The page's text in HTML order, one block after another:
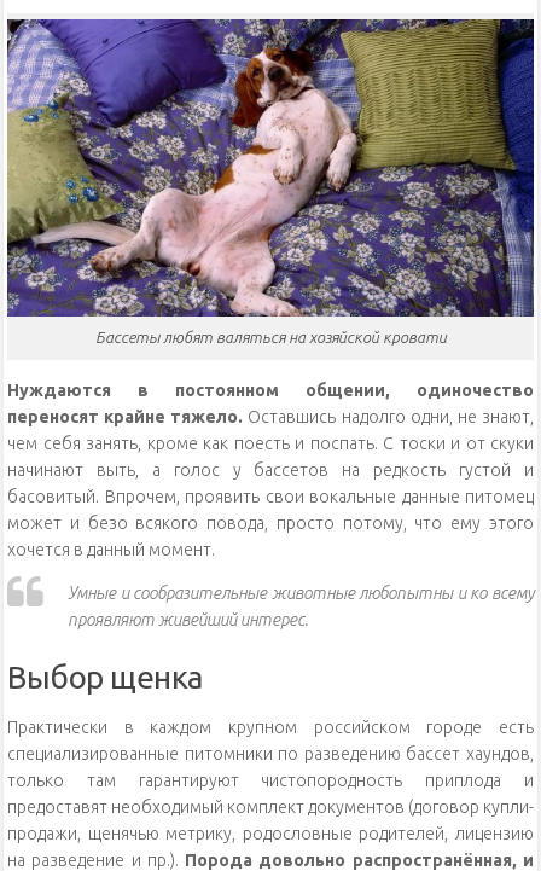
Бассеты любят валяться на хозяйской кровати
Нуждаются в постоянном общении, одиночество
переносят крайне тяжело. Оставшись надолго одни, не знают,
чем себя занять, кроме как поесть и поспать. С тоски и от скуки
начинают выть, а голос у бассетов на редкость густой и
басовитый. Впрочем, проявить свои вокальные данные питомец
может и безо всякого повода, просто потому, что ему этого
хочется в данный момент.
Умные и сообразительные животные любопытны и ко всему
проявляют живейший интерес.
Выбор щенка
Практически в каждом крупном российском городе есть
специализированные питомники по разведению бассет хаундов,
только там гарантируют чистопородность приплода и
предоставят необходимый комплект документов (договор купли-
продажи, щенячью метрику, родословные родителей, лицензию
на разведение и пр.). Порода довольно распространённая, и